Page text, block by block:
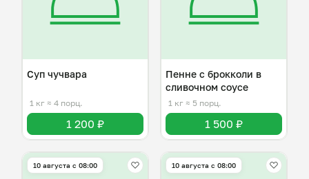
Суп чучвара
1 кг ≈ 4 порц.
1 200 ₽
Пенне с брокколи в
сливочном соусе
1 кг ≈ 5 порц.
1 500 ₽
10 августа с 08:00 10 августа с 08:00